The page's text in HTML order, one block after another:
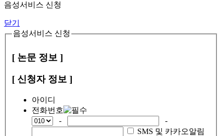
음성서비스 신청
닫기
음성서비스 신청
[ 논문 정보 ]
[ 신청자 정보 ]
아이디
전화번호
-
-
SMS 및 카카오알림